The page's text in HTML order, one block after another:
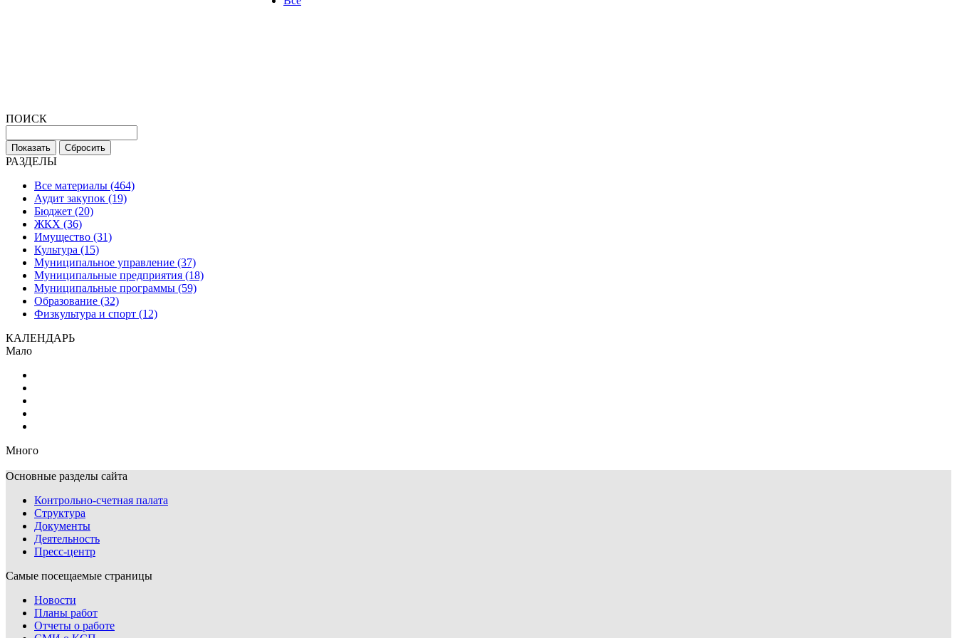
ПОИСК
РАЗДЕЛЫ
Все материалы (464)
Аудит закупок (19)
Бюджет (20)
ЖКХ (36)
Имущество (31)
Культура (15)
Муниципальное управление (37)
Муниципальные предприятия (18)
Муниципальные программы (59)
Образование (32)
Физкультура и спорт (12)
КАЛЕНДАРЬ
Мало
Много
Основные разделы сайта
Контрольно-счетная палата
Структура
Документы
Деятельность
Пресс-центр
Самые посещаемые страницы
Новости
Планы работ
Отчеты о работе